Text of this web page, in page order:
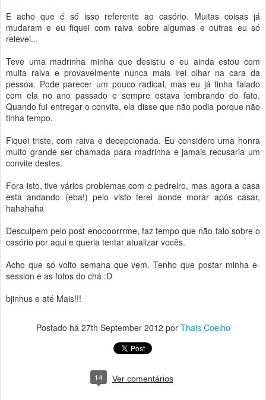
E acho que é só isso referente ao casório. Muitas coisas já
mudaram e eu fiquei com raiva sobre algumas e outras eu só
relevei...
Teve uma madrinha minha que desistiu e eu ainda estou com
muita raiva e provavelmente nunca mais irei olhar na cara da
pessoa. Pode parecer um pouco radical, mas eu já tinha falado
com ela no ano passado e sempre estava lembrando do fato.
Quando fui entregar o convite, ela disse que não podia porque não
tinha tempo.
Fiquei triste, com raiva e decepcionada. Eu considero uma honra
muito grande ser chamada para madrinha e jamais recusaria um
convite destes.
Fora isto, tive vários problemas com o pedreiro, mas agora a casa
está andando (eba!) pelo visto terei aonde morar após casar,
hahahaha
Desculpem pelo post enoooorrrme, faz tempo que não falo sobre o
casório por aqui e queria tentar atualizar vocês.
Acho que só volto semana que vem. Tenho que postar minha e-
session e as fotos do chá :D
bjinhus e até Mais!!!
Postado há 27th September 2012 por Thais Coelho
14 Ver comentários